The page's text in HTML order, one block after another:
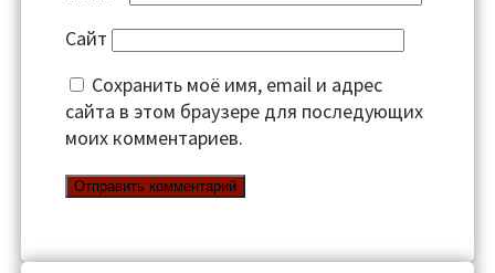
Сайт
Сохранить моё имя, email и адрес
сайта в этом браузере для последующих
моих комментариев.